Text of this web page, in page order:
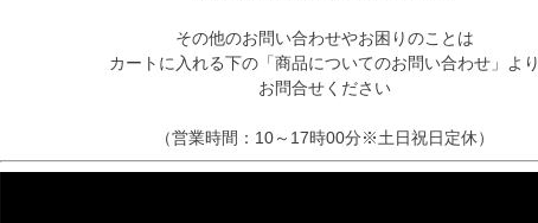
その他のお問い合わせやお困りのことは
カートに入れる下の「商品についてのお問い合わせ」より
お問合せください
（営業時間：10～17時00分※土日祝日定休）